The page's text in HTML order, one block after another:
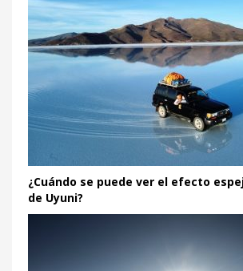
¿Cuándo se puede ver el efecto
de Uyuni?